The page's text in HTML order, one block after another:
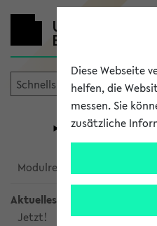
Universität
eKVV
Modulrecherche
Aktuelles
Jetzt!
Diese Webseite
helfen, die
messen. Sie
zusätzliche